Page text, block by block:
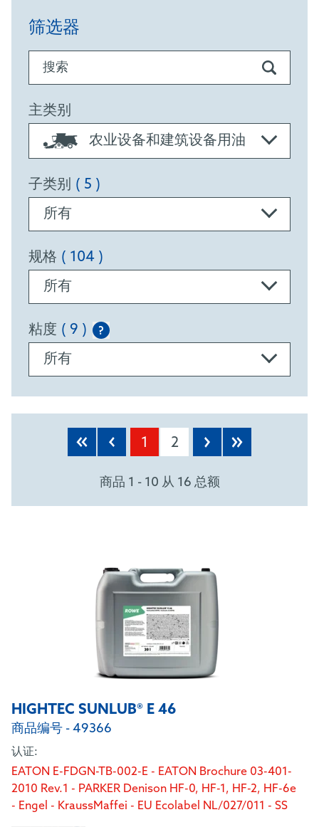
筛选器
搜索
主类别
农业设备和建筑设备用油
子类别 ( 5 )
所有
规格 ( 104 )
所有
粘度 ( 9 ) ?
所有
PRODUCTS
1 2
商品 1 - 10 从 16 总额
HIGHTEC SUNLUB® E 46
商品编号 - 49366
认证:
EATON E-FDGN-TB-002-E - EATON Brochure 03-401-
2010 Rev.1 - PARKER Denison HF-0, HF-1, HF-2, HF-6e
- Engel - KraussMaffei - EU Ecolabel NL/027/011 - SS